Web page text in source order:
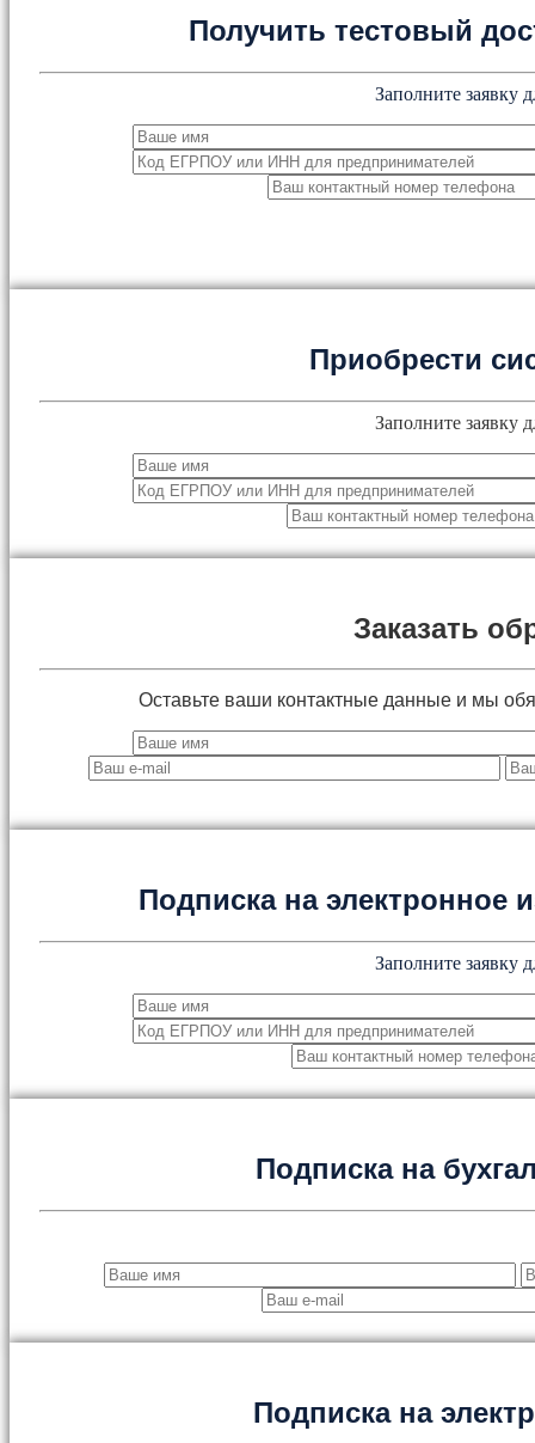
Получить тестовый
Заполните заявку
Приобрести
Заполните заявку
Заказать
Оставьте ваши контактные данные и мы
Подписка на электронное
Заполните заявку
Подписка на
Подписка на